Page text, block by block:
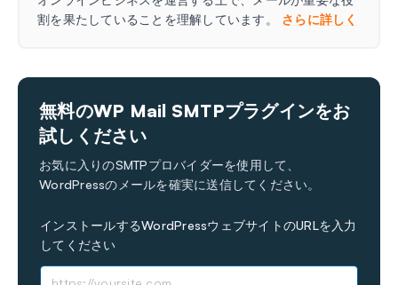
割を果たしていることを理解しています。 さらに詳しく
無料のWP Mail SMTPプラグインをお
試しください
お気に入りのSMTPプロバイダーを使用して、
WordPressのメールを確実に送信してください。
インストールするWordPressウェブサイトのURLを入力
してください